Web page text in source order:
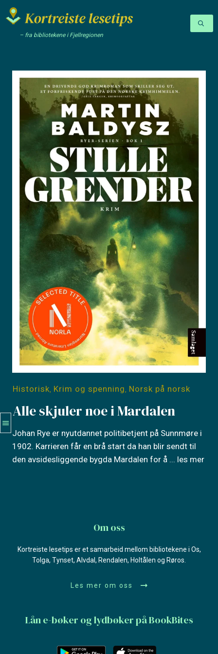
– fra bibliotekene i Fjellregionen
Historisk Krim og spenning Norsk på norsk
Alle skjuler noe i Mardalen
Johan Rye er nyutdannet politibetjent på Sunnmøre i
1902. Karrieren får en brå start da han blir sendt til
den avsidesliggende bygda Mardalen for å ... les mer
Lån e-bøker og lydbøker på BookBites
Om oss
Kortreiste lesetips er et samarbeid mellom bibliotekene i Os,
Tolga, Tynset, Alvdal, Rendalen, Holtålen og Røros.
Les mer om oss